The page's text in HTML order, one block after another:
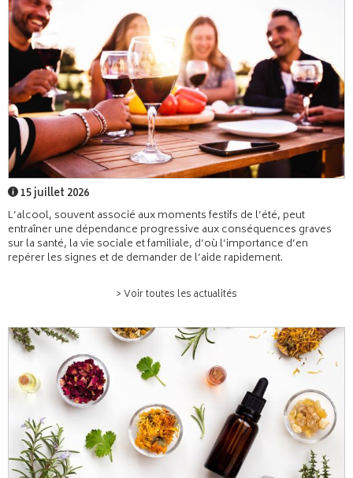
15 juillet 2026
L’alcool, souvent associé aux moments festifs de l’été, peut
entraîner une dépendance progressive aux conséquences graves
sur la santé, la vie sociale et familiale, d’où l’importance d’en
repérer les signes et de demander de l’aide rapidement.
> Voir toutes les actualités